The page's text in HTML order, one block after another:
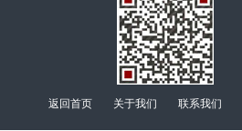
返回首页 关于我们 联系我们